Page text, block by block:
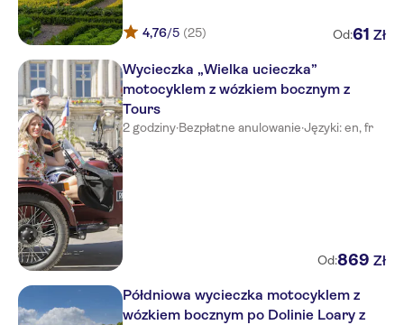
4,76/5 (25) Od:61 Zł
Wycieczka „Wielka ucieczka”
motocyklem z wózkiem bocznym z
Tours
2 godziny·Bezpłatne anulowanie·Języki: en, fr
Od:869 Zł
Półdniowa wycieczka motocyklem z
wózkiem bocznym po Dolinie Loary z